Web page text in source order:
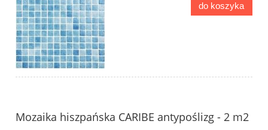
do koszyka
Mozaika hiszpańska CARIBE antypoślizg - 2 m2